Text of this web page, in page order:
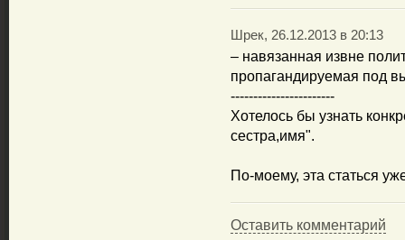
Шрек, 26.12.2013 в 20:13
– навязанная извне
пропагандируемая под
-----------------------
Хотелось бы узнать
сестра,имя".
По-моему, эта статься
Оставить комментарий